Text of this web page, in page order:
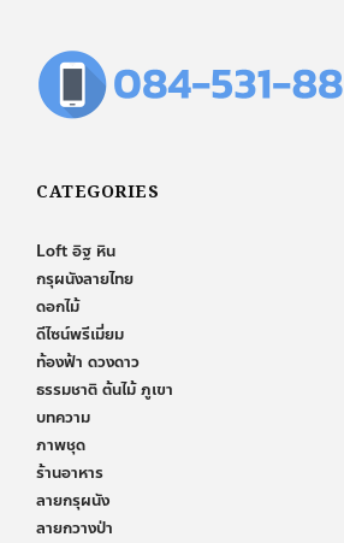
CATEGORIES
Loft อิฐ หิน
กรุผนังลายไทย
ดอกไม้
ดีไซน์พรีเมี่ยม
ท้องฟ้า ดวงดาว
ธรรมชาติ ต้นไม้ ภูเขา
บทความ
ภาพชุด
ร้านอาหาร
ลายกรุผนัง
ลายกวางป่า